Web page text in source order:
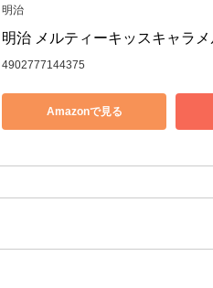
明治
明治 メルティーキッスキャラ
4902777144375
Amazonで見る